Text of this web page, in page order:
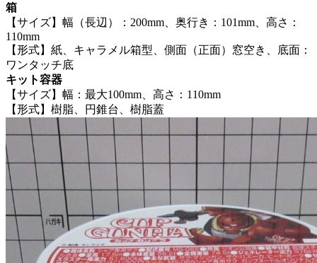
箱
【サイズ】幅（長辺）：200mm、奥行き：101mm、高さ：
110mm
【形式】紙、キャラメル箱型、側面（正面）窓空き、底面：
ワンタッチ底
キット容器
【サイズ】幅：最大100mm、高さ：110mm
【形式】樹脂、円錐台、樹脂蓋